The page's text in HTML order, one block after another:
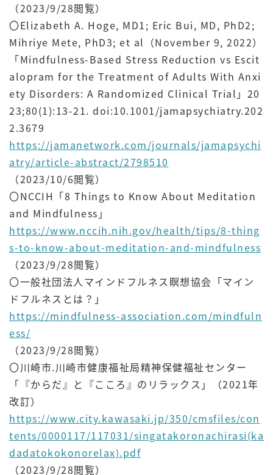
（2023/9/28閲覧）
〇Elizabeth A. Hoge, MD1; Eric Bui, MD, PhD2;
Mihriye Mete, PhD3; et al（November 9, 2022）
「Mindfulness-Based Stress Reduction vs Escit
alopram for the Treatment of Adults With Anxi
ety Disorders: A Randomized Clinical Trial」20
23;80(1):13-21. doi:10.1001/jamapsychiatry.202
2.3679
https://jamanetwork.com/journals/jamapsychi
atry/article-abstract/2798510
（2023/10/6閲覧）
〇NCCIH「8 Things to Know About Meditation
and Mindfulness」
https://www.nccih.nih.gov/health/tips/8-thing
s-to-know-about-meditation-and-mindfulness
（2023/9/28閲覧）
〇一般社団法人マインドフルネス瞑想協会「マイン
ドフルネスとは？」
https://mindfulness-association.com/mindfuln
ess/
（2023/9/28閲覧）
〇川崎市.川崎市健康福祉局精神保健福祉センター
「『からだ』と『こころ』のリラックス」（2021年
改訂）
https://www.city.kawasaki.jp/350/cmsfiles/con
tents/0000117/117031/singatakoronachirasi(ka
dadatokokonorelax).pdf
（2023/9/28閲覧）